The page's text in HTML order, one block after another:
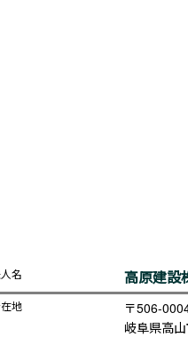
名 高原建設
地
〒506-
岐阜県高